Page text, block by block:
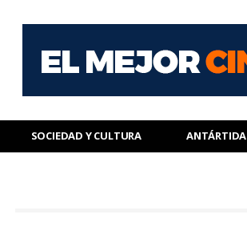
SOCIEDAD Y CULTURA ANTÁRTIDA